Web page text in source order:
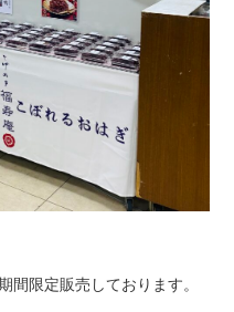
間限定販売しております。